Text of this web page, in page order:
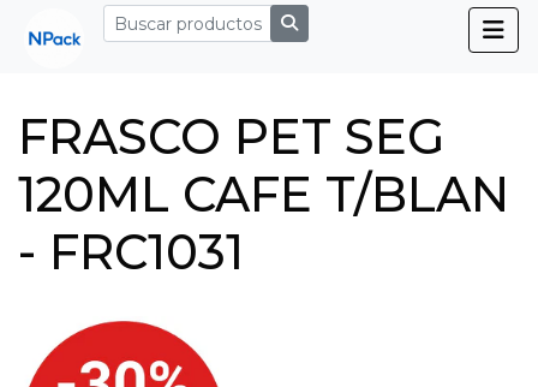
FRASCO PET SEG
120ML CAFE T/BLAN
- FRC1031